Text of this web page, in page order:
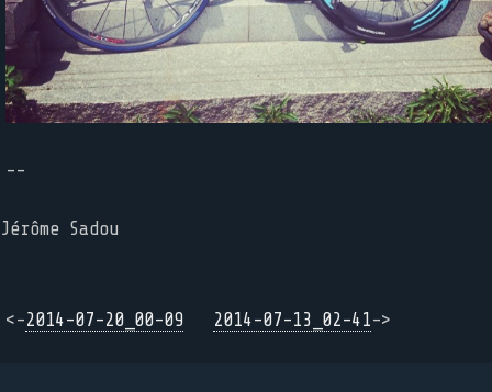
--
Jérôme Sadou
<-2014-07-20_00-09 2014-07-13_02-41->